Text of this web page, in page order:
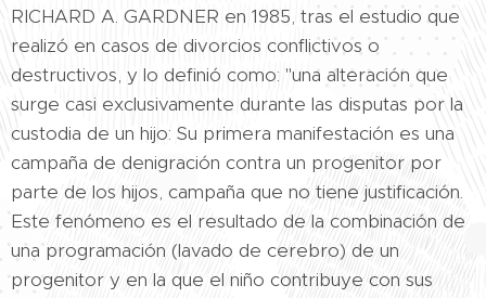
RICHARD A. GARDNER en 1985, tras el estudio que
realizó en casos de divorcios conflictivos o
destructivos, y lo definió como: "una alteración que
surge casi exclusivamente durante las disputas por la
custodia de un hijo: Su primera manifestación es una
campaña de denigración contra un progenitor por
parte de los hijos, campaña que no tiene justificación.
Este fenómeno es el resultado de la combinación de
una programación (lavado de cerebro) de un
progenitor y en la que el niño contribuye con sus